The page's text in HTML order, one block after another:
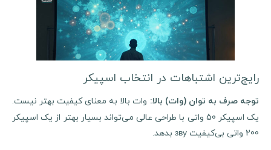
رایج‌ترین اشتباهات در انتخاب اسپیکر
توجه صرف به توان (وات) بالا :وات بالا به معنای کیفیت بهتر نیست.
یک اسپیکر 50 واتی با طراحی عالی می‌تواند بسیار بهتر از یک اسپیکر
200 واتی بی‌کیفیت зву بدهد.